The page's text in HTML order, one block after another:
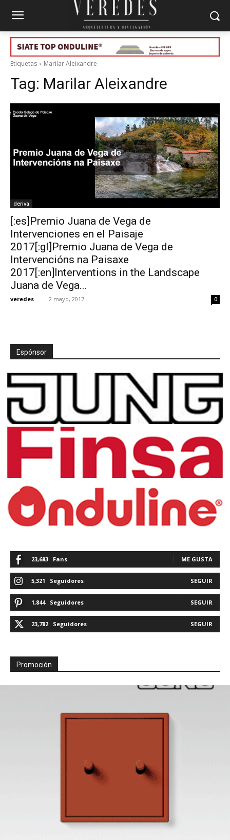
Etiquetas Marilar Aleixandre
Tag: Marilar Aleixandre
deriva
[:es]Premio Juana de Vega de
Intervenciones en el Paisaje
2017[:gl]Premio Juana de Vega de
Intervencións na Paisaxe
2017[:en]Interventions in the Landscape
Juana de Vega...
veredes - 2 mayo, 2017 0
Espónsor
23,683 Fans ME GUSTA
5,321 Seguidores SEGUIR
1,844 Seguidores SEGUIR
23,782 Seguidores SEGUIR
Promoción